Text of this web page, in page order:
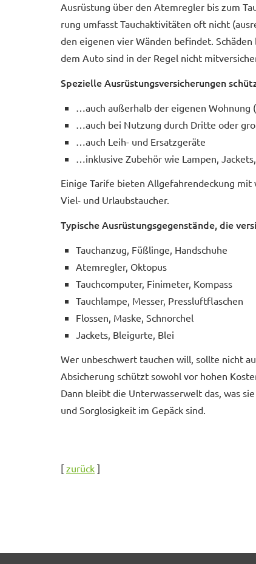
Ausrüstung über den Atemregler bis zum
rung umfasst Tauchaktivitäten oft nicht
den eigenen vier Wänden befindet.
dem Auto sind in der Regel nicht
Spezielle Ausrüstungsversicherungen
…auch außerhalb der eigenen Wohnung
…auch bei Nutzung durch Dritte oder
…auch Leih- und Ersatzgeräte
…inklusive Zubehör wie Lampen,
Einige Tarife bieten Allgefahrendeckung
Viel- und Urlaubstaucher.
Typische Ausrüstungsgegenstände, die
Tauchanzug, Füßlinge, Handschuhe
Atemregler, Oktopus
Tauchcomputer, Finimeter, Kompass
Tauchlampe, Messer, Pressluftflaschen
Flossen, Maske, Schnorchel
Jackets, Bleigurte, Blei
Wer unbeschwert tauchen will, sollte nicht
Absicherung schützt sowohl vor hohen
Dann bleibt die Unterwasserwelt das, was
und Sorglosigkeit im Gepäck sind.
[zurück ]